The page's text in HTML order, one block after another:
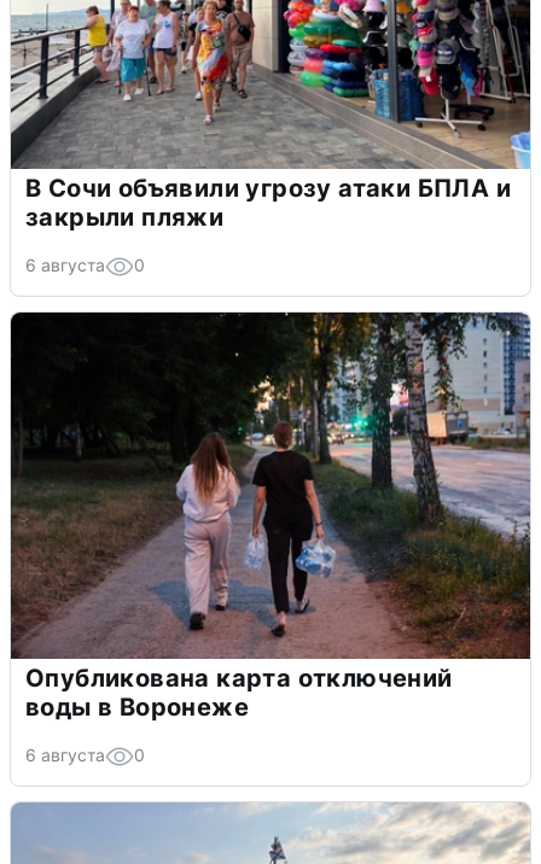
В Сочи объявили угрозу атаки БПЛА и
закрыли пляжи
6 августа 0
Опубликована карта отключений
воды в Воронеже
6 августа 0